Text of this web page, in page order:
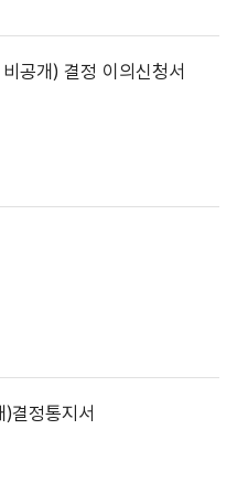
공개) 결정 이의신청서
)결정통지서